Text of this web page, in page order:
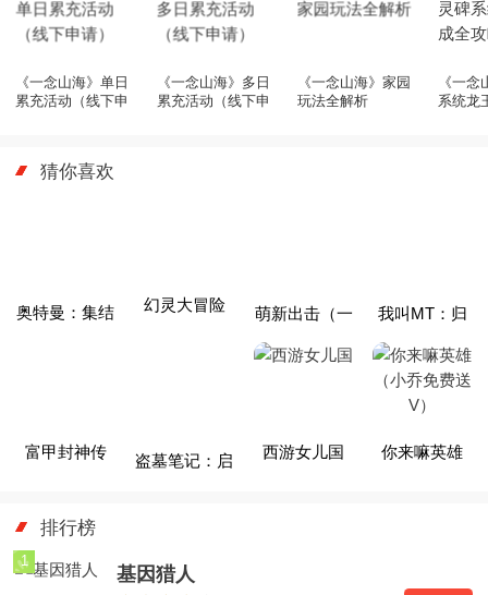
《一念山海》单日
累充活动（线下申
《一念山海》多日
累充活动（线下申
《一念山海》家园
玩法全解析
《一
系统龙
猜你喜欢
奥特曼：集结 幻灵大冒险 萌新出击（一
秒上头）
我叫MT：归
来（3.5折）
富甲封神传 盗墓笔记：启 西游女儿国 你来嘛英雄
排行榜
1
基因猎人